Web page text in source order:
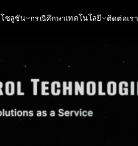
โซลูชัน กรณีศึกษาเทคโนโลยี ติดต่อเรา